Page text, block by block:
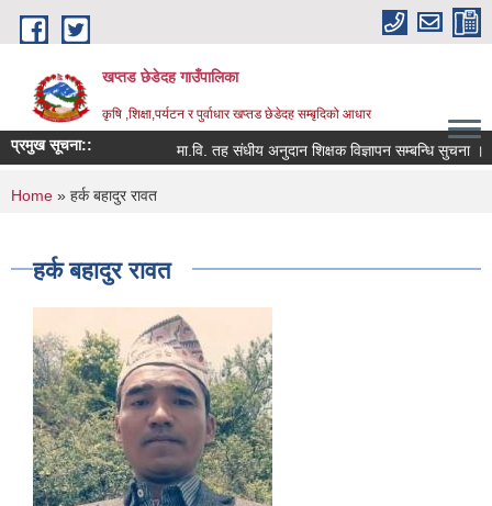
Skip to main content
खप्तड छेडेदह गाउँपालिका
कृषि ,शिक्षा,पर्यटन र पुर्वाधार खप्तड छेडेदह सम्बृदिको आधार
प्रमुख सूचना:: मा.वि. तह संधीय अनुदान शिक्षक विज्ञापन सम्बन्धि सुचना ।
You are here
Home » हर्क बहादुर रावत
हर्क बहादुर रावत